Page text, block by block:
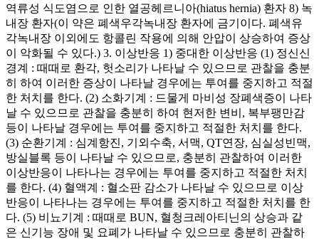
역류성 식도염으로 인한 열공헤르니아(hiatus hernia) 환자 8) 녹
내장 환자(이 약은 폐색우각녹내장 환자에 금기이다. 폐색유
각녹내장 이외에도 항콜린 작용에 의해 안압이 상승하여 증상
이 악화될 수 있다.) 3. 이상반응 1) 중대한 이상반응 (1) 정신신
경계 : 때때로 환각, 헛소리가 나타날 수 있으므로 관찰을 충분
히 하여 이러한 증상이 나타날 경우에는 투여를 중지하고 적절
한 처치를 한다. (2) 소화기계 : 드물게 마비성 장폐색증이 나타
날 수 있으므로 관찰을 충분히 하여 현저한 변비, 복부팽만감
등이 나타날 경우에는 투여를 중지하고 적절한 처치를 한다.
(3) 순환기계 : 심계항진, 기외수축, 서맥, QT연장, 심실성빈맥,
방실블록 등이 나타날 수 있으므로, 충분히 관찰하여 이러한
이상반응이 나타나는 경우에는 투여를 중지하고 적절한 처치
를 한다. (4) 혈액계 : 혈소판 감소가 나타날 수 있으므로 이상
반응이 나타나는 경우에는 투여를 중지하고 적절한 처치를 한
다. (5) 비뇨기계 : 때때로 BUN, 혈청크레아티닌의 상승과 같
은 신기능 장애 및 요폐가 나타날 수 있으므로 충분히 관찰하